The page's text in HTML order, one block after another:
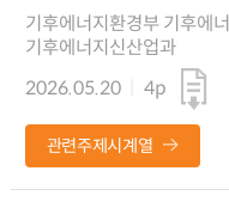
기후에너지환경부 기후에
기후에너지신산업과
2026.05.20
4p
관련주제시계열